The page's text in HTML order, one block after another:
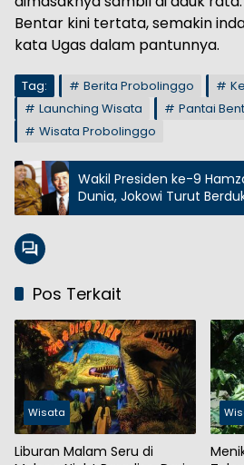
Bentar kini tertata, semakin
kata Ugas dalam pantunnya.
Tag: Berita Probolinggo
Launching Wisata
Pantai
Wisata Probolinggo
Wakil Presiden ke-9
Dunia, Jokowi Turut
Pos Terkait
Wisata
Liburan Malam Seru di